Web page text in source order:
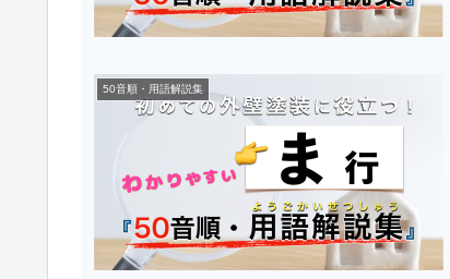
50音順・用語解説集